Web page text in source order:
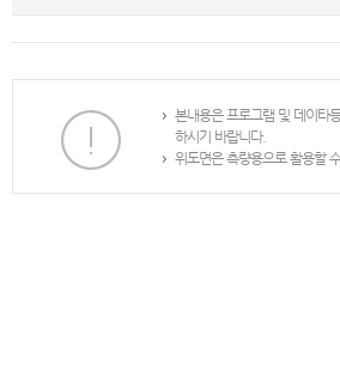
본내용은 프로그램 및 데이타
하시기 바랍니다.
위도면은 측량용으로 활용할